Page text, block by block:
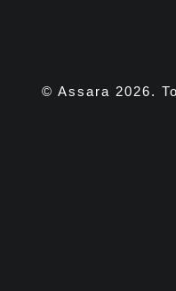
© Assara 2026.